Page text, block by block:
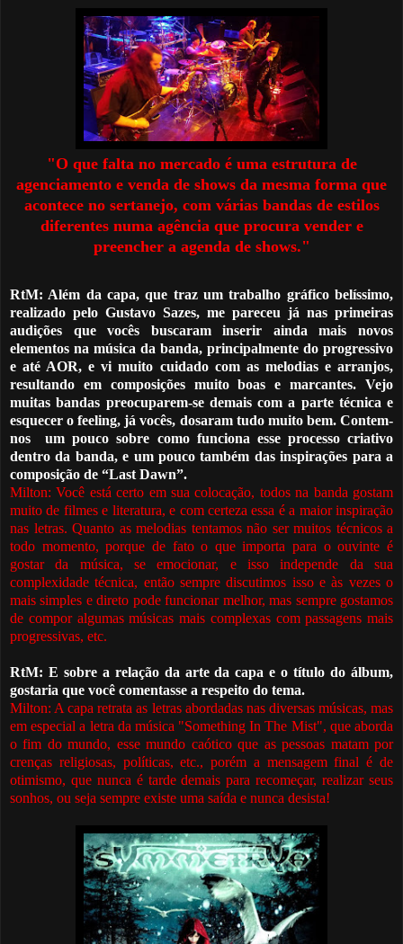
"O que falta no mercado éuma estrutura de
agenciamento e venda de shows da mesma forma que
acontece no sertanejo, com várias bandas de estilos
diferentes numa agência que procura vender e
preencher a agenda de shows."
RtM: Além da capa, que traz um trabalho gráfico belíssimo,
realizado pelo Gustavo Sazes, me pareceu já nas primeiras
audições que vocês buscaram inserir ainda mais novos
elementos na música da banda, principalmente do progressivo
e até AOR, e vi muito cuidado com as melodias e arranjos,
resultando em composições muito boas e marcantes. Vejo
muitas bandas preocuparem-se demais com a parte técnica e
esquecer o feeling, já vocês, dosaram tudo muito bem. Contem-
nos
um pouco sobre como funciona esse processo criativo
dentro da banda, e um pouco também das inspirações para a
composição de “Last Dawn”.
Milton: Você está certo em sua colocação, todos na banda gostam
muito de filmes e literatura, e com certeza essa éa maior inspiração
nas letras. Quanto as melodias tentamos não ser muitos técnicos a
todo momento, porque de fato o que importa para o ouvinte é
gostar da música, se emocionar, e isso independe da sua
complexidade técnica, então sempre discutimos isso eàs vezes o
mais simples e direto pode funcionar melhor, mas sempre gostamos
de compor algumas músicas mais complexas com passagens mais
progressivas, etc.
RtM: E sobre a relação da arte da capa e o título do álbum,
gostaria que você comentasse a respeito do tema.
Milton: A capa retrata as letras abordadas nas diversas músicas, mas
em especial a letra da música "Something In The Mist", que aborda
o fim do mundo, esse mundo caótico que as pessoas matam por
crenças religiosas, políticas, etc., porém a mensagem finalé de
otimismo, que nunca étarde demais para recomeçar, realizar seus
sonhos, ou seja sempre existe uma saída e nunca desista!